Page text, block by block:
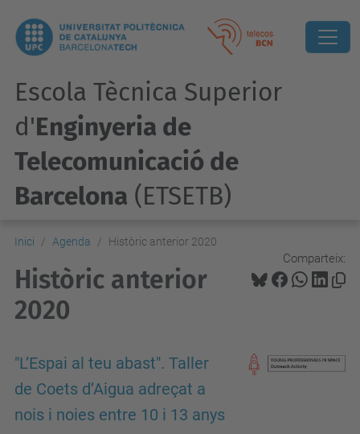
Escola Tècnica Superior
d'Enginyeria de
Telecomunicació de
Barcelona (ETSETB)
Inici Agenda Històric anterior 2020
Comparteix:
Històric anterior
2020
"L’Espai al teu abast". Taller
de Coets d’Aigua adreçat a
nois i noies entre 10 i 13 anys